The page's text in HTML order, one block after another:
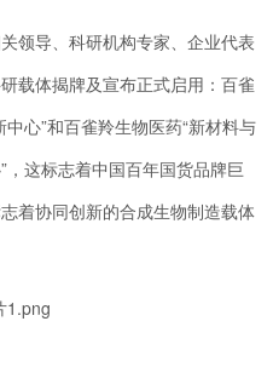
领导、科研机构专家、企业代表
载体揭牌及宣布正式启用：百雀
心”和百雀羚生物医药“新材料与
这标志着中国百年国货品牌巨
着协同创新的合成生物制造载体